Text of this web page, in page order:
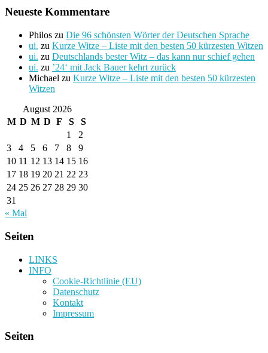
Neueste Kommentare
Philos zu Die 96 schönsten Wörter der Deutschen Sprache
ui. zu Kurze Witze – Liste mit den besten 50 kürzesten Witzen
ui. zu Deutschlands bester Witz – das kann nur schief gehen
ui. zu ’24‘ mit Jack Bauer kehrt zurück
Michael zu Kurze Witze – Liste mit den besten 50 kürzesten
Witzen
August 2026
M D M D F S
S
1
2
3
4 5 6 7 8
9
10 11 12 13 14 15 16
17 18 19 20 21 22 23
24 25 26 27 28 29 30
31
« Mai
Seiten
LINKS
INFO
Cookie-Richtlinie (EU)
Datenschutz
Kontakt
Impressum
Seiten